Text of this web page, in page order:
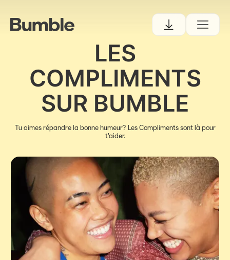
LES
COMPLIMENTS
SUR BUMBLE
Tu aimes répandre la bonne humeur? Les Compliments sont là pour
t'aider.